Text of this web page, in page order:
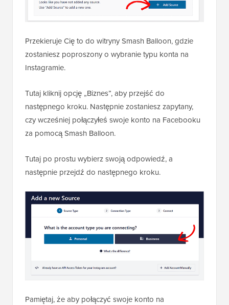
Przekieruje Cię to do witryny Smash Balloon, gdzie
zostaniesz poproszony o wybranie typu konta na
Instagramie.
Tutaj kliknij opcję „Biznes”, aby przejść do
następnego kroku. Następnie zostaniesz zapytany,
czy wcześniej połączyłeś swoje konto na Facebooku
za pomocą Smash Balloon.
Tutaj po prostu wybierz swoją odpowiedź, a
następnie przejdź do następnego kroku.
Pamiętaj, że aby połączyć swoje konto na